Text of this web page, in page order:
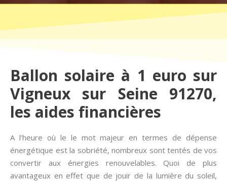
Ballon solaire à 1 euro sur
Vigneux sur Seine 91270,
les aides financières
A l’heure où le le mot majeur en termes de dépense
énergétique est la sobriété, nombreux sont tentés de vos
convertir aux énergies renouvelables. Quoi de plus
avantageux en effet que de jouir de la lumière du soleil,